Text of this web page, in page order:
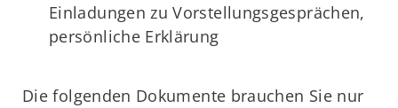
Einladungen zu Vorstellungsgesprächen,
persönliche Erklärung
Die folgenden Dokumente brauchen Sie nur